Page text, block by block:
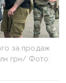
за продаж
грн/ Фото: